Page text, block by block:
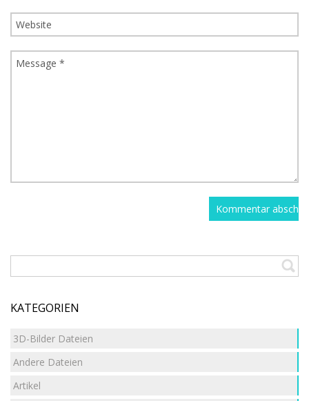
KATEGORIEN
3D-Bilder Dateien
Andere Dateien
Artikel